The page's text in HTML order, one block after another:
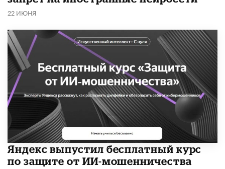
22 ИЮНЯ
​Яндекс выпустил бесплатный курс
по защите от ИИ-мошенничества